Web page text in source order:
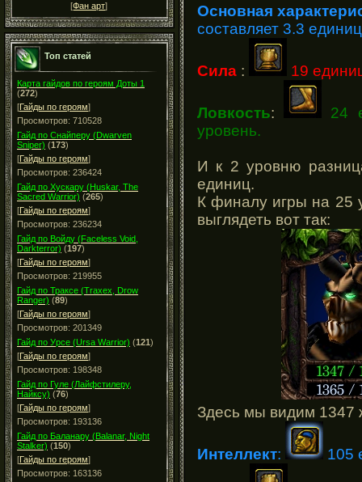
[Фан арт]
Топ статей
Карта гайдов по героям Доты 1
(272)
[Гайды по героям]
Просмотров: 710528
Гайд по Снайперу (Dwarven
Sniper) (173)
[Гайды по героям]
Просмотров: 236424
Гайд по Хускару (Huskar, The
Sacred Warrior) (265)
[Гайды по героям]
Просмотров: 236234
Гайд по Войду (Faceless Void,
Darkterror) (197)
[Гайды по героям]
Просмотров: 219955
Гайд по Траксе (Traxex, Drow
Ranger) (89)
[Гайды по героям]
Просмотров: 201349
Гайд по Урсе (Ursa Warrior) (121)
[Гайды по героям]
Просмотров: 198348
Гайд по Гуле (Лайфстилеру,
Найксу) (76)
[Гайды по героям]
Просмотров: 193136
Гайд по Баланару (Balanar, Night
Stalker) (150)
[Гайды по героям]
Просмотров: 163136
Основная
составляет 3.3
Сила : 19
Ловкость:
24
уровень.
И к 2 уровню
единиц.
К финалу игры на 25
выглядеть вот так:
Здесь мы видим 1347
Интеллект: 105